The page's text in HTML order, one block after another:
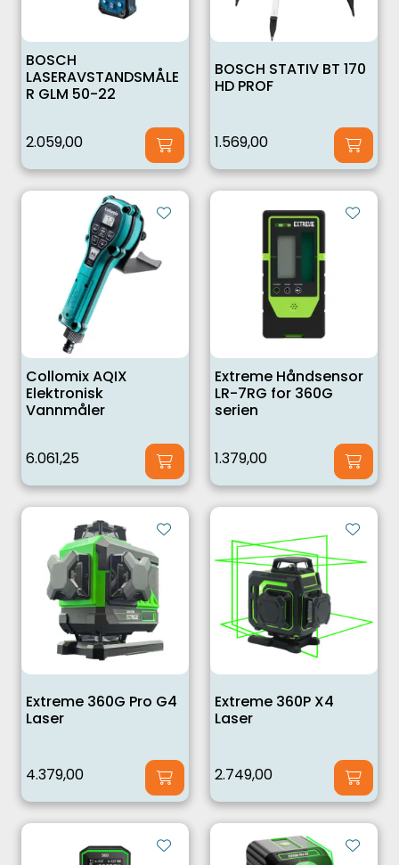
BOSCH
LASERAVSTANDSMÅLE
R GLM 50-22
2.059,00
BOSCH STATIV BT 170
HD PROF
1.569,00
Collomix AQIX
Elektronisk
Vannmåler
6.061,25
Extreme Håndsensor
LR-7RG for 360G
serien
1.379,00
Extreme 360G Pro G4
Laser
4.379,00
Extreme 360P X4
Laser
2.749,00